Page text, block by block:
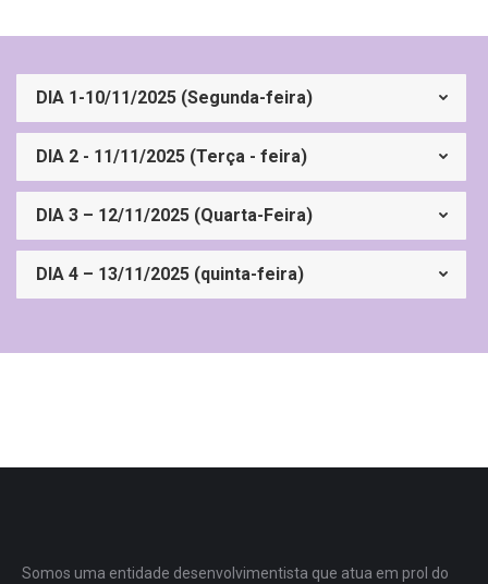
DIA 1-10/11/2025 (Segunda-feira)
DIA 2 - 11/11/2025 (Terça - feira)
DIA 3 – 12/11/2025 (Quarta-Feira)
DIA 4 – 13/11/2025 (quinta-feira)
Somos uma entidade desenvolvimentista que atua em prol do